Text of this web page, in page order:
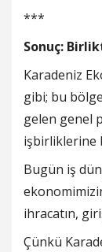
***
Sonuç:
Karadeniz
gibi; bu
gelen genel
işbirliklerine
Bugün iş
ihracatın,
Çünkü